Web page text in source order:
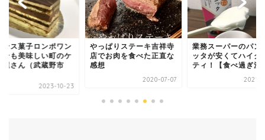
ンス菓子ロンポワン
ンも美味しい町のケ
屋さん（武蔵野市
2023-10-23
やっぱりステーキ吉祥寺
店でお肉を食べた正直な
感想
2020-07-07
業務スーパーのパン
ッタが安くてハイク
ティ！【食べ過ぎ注
2021-